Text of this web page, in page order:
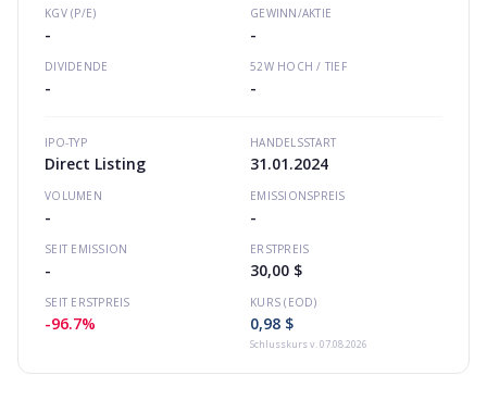
KGV (P/E)
-
GEWINN/AKTIE
-
DIVIDENDE
-
52W HOCH / TIEF
-
IPO-TYP
Direct Listing
HANDELSSTART
31.01.2024
VOLUMEN
-
EMISSIONSPREIS
-
SEIT EMISSION
-
ERSTPREIS
30,00 $
SEIT ERSTPREIS
-96.7%
KURS (EOD)
0,98 $
Schlusskursv. 07.08.2026